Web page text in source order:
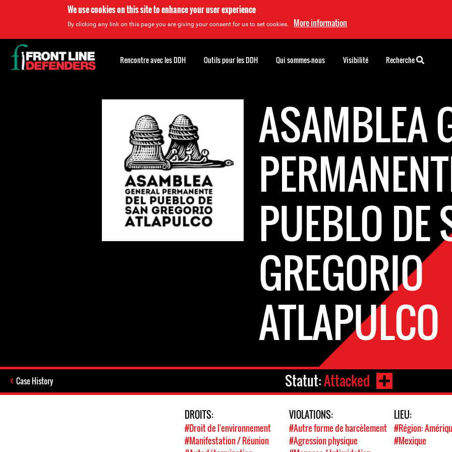
We use cookies on this site to enhance your user experience
By clicking any link on this page you are giving your consent for us to set cookies. More information
ASAMBLEA
PUEBLO DE
GREGORIO
ATLAPULCO
Case History Statut:Attacked
DROITS:
#Droit de l'environnement
#Manifestation / Réunion
VIOLATIONS:
#Autre forme de harcèlement
#Agression physique
LIEU:
#Région:
#Mexique
Back
to
top
Rencontre avec les DDH Outils pour les DDH Qui sommes-nous Visibilité Recherche